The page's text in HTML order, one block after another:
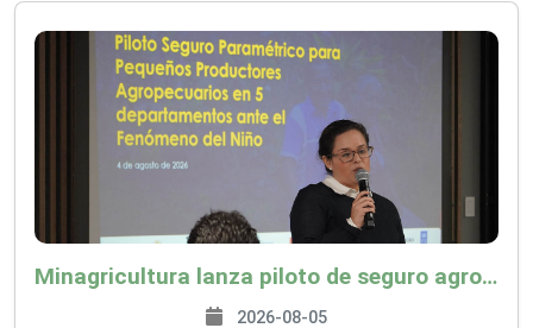
Minagricultura lanza piloto de seguro agropecuario por $9.625 millones para proteger a más de 14.000 pequeños productores contra riesgos del Fenómeno de El Niño
2026-08-05